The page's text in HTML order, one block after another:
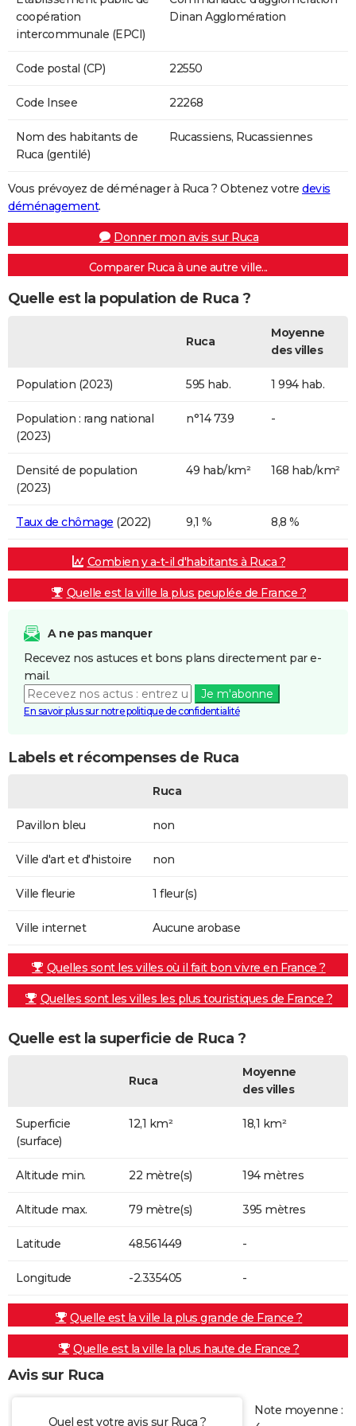
coopération
intercommunale (EPCI)
Dinan Agglomération
Code postal (CP) 22550
Code Insee 22268
Nom des habitants de
Ruca (gentilé)
Rucassiens, Rucassiennes
Vous prévoyez de déménager à Ruca ? Obtenez votre devis
déménagement.
Donner mon avis sur Ruca
Comparer Ruca à une autre ville...
Quelle est la population de Ruca ?
Ruca
Moyenne
des villes
Population (2023) 595 hab. 1 994 hab.
Population : rang national
(2023)
n°14 739 -
Densité de population
(2023)
49 hab/km² 168 hab/km²
Taux de chômage (2022) 9,1 % 8,8 %
Combien y a-t-il d'habitants à Ruca ?
Quelle est la ville la plus peuplée de France ?
A ne pas manquer
Recevez nos astuces et bons plans directement par e-
mail.
Je m'abonne
En savoir plus sur notre politique de confidentialité
Labels et récompenses de Ruca
Ruca
Pavillon bleu non
Ville d'art et d'histoire non
Ville fleurie 1 fleur(s)
Ville internet Aucune arobase
Quelles sont les villes où il fait bon vivre en France ?
Quelles sont les villes les plus touristiques de France ?
Quelle est la superficie de Ruca ?
Ruca
Moyenne
des villes
Superficie
(surface)
12,1 km² 18,1 km²
Altitude min. 22 mètre(s) 194 mètres
Altitude max. 79 mètre(s) 395 mètres
Latitude 48.561449 -
Longitude -2.335405 -
Quelle est la ville la plus grande de France ?
Quelle est la ville la plus haute de France ?
Avis sur Ruca
Quel est votre avis sur Ruca ?
Note moyenne :